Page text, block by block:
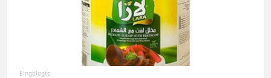
Eingelegte